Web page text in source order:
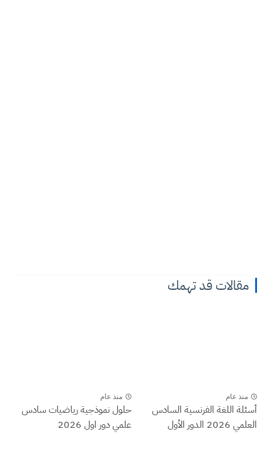
مقالات قد تهمك
منذ عام
أسئلة اللغة الفرنسية السادس
العلمي 2026 الدور الأول
منذ عام
حلول نموذجية رياضيات سادس
علمي دور اول 2026